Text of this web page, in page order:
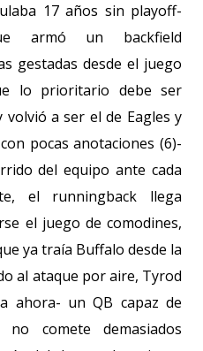
17 años sin playoff-
armó un backfield
gestadas desde el juego
lo prioritario debe ser
volvió a ser el de Eagles y
pocas anotaciones (6)-
del equipo ante cada
el runningback llega
el juego de comodines,
ya traía Buffalo desde la
al ataque por aire, Tyrod
ahora- un QB capaz de
comete demasiados